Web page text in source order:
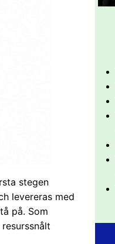
stegen
levereras med
på. Som